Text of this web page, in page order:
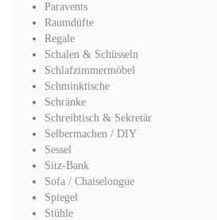
Paravents
Raumdüfte
Regale
Schalen & Schüsseln
Schlafzimmermöbel
Schminktische
Schränke
Schreibtisch & Sekretär
Selbermachen / DIY
Sessel
Sitz-Bank
Sofa / Chaiselongue
Spiegel
Stühle